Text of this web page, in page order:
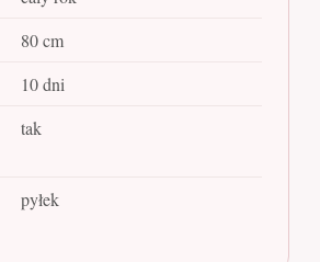
80 cm
10 dni
tak
pyłek